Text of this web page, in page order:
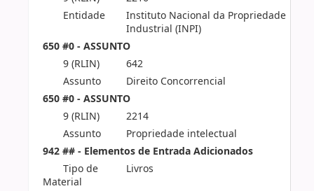
Entidade
Instituto Nacional da Propriedade
Industrial (INPI)
650 #0 - ASSUNTO
9 (RLIN)
642
Assunto
Direito Concorrencial
650 #0 - ASSUNTO
9 (RLIN)
2214
Assunto
Propriedade intelectual
942 ## - Elementos de Entrada Adicionados
Tipo de
Material
Livros